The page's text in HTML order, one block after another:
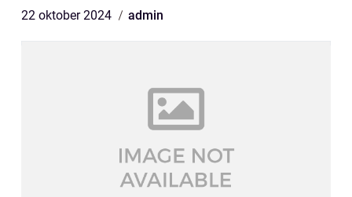
22 oktober 2024 admin